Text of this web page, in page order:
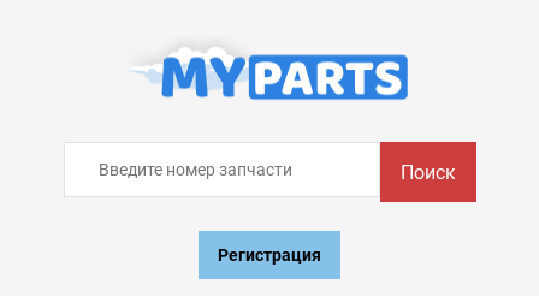
Поиск
Регистрация